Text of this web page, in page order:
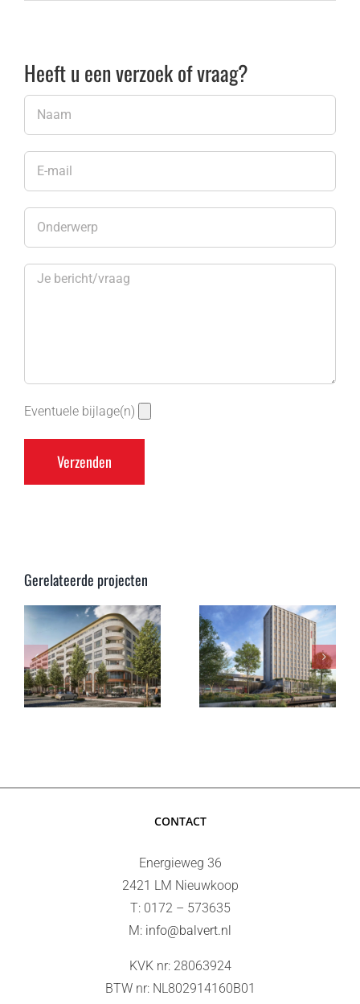
Heeft u een verzoek of vraag?
Eventuele bijlage(n)
Gerelateerde projecten
Hotel de
Veste te
Schiedam
Hotel Chicago
te Rotterdam
CONTACT
Energieweg 36
2421 LM Nieuwkoop
T: 0172 – 573635
M: info@balvert.nl
KVK nr: 28063924
BTW nr: NL802914160B01